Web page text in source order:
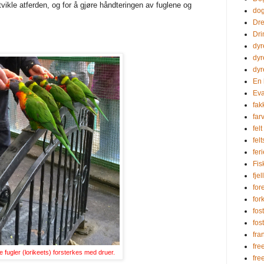
atferden, og for å gjøre håndteringen av fuglene og
fugler (lorikeets) forsterkes med druer.
En
felt